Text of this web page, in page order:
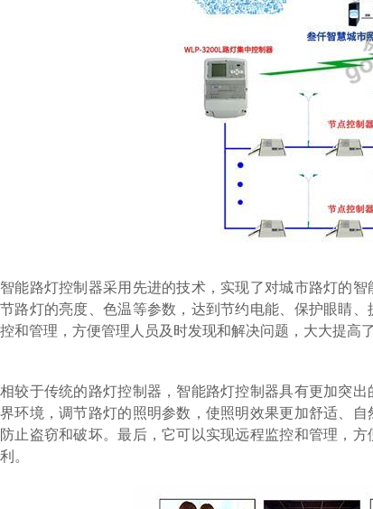
智能路灯控制器采用先进的技术，实现了对城市路灯的
节路灯的亮度、色温等参数，达到节约电能、保护眼睛
控和管理，方便管理人员及时发现和解决问题，大大提高
相较于传统的路灯控制器，智能路灯控制器具有更加突
界环境，调节路灯的照明参数，使照明效果更加舒适、
防止盗窃和破坏。最后，它可以实现远程监控和管理，
利。